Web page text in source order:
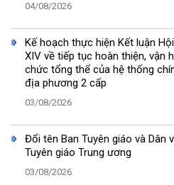
04/08/2026
Kế hoạch thực hiện Kết luận
XIV về tiếp tục hoàn thiện, vận
chức tổng thể của hệ thống
địa phương 2 cấp
03/08/2026
Đổi tên Ban Tuyên giáo và Dân
Tuyên giáo Trung ương
03/08/2026